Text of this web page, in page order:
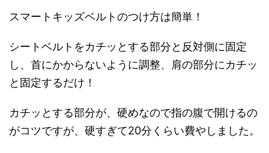
スマートキッズベルトのつけ方は簡単！
シートベルトをカチッとする部分と反対側に固定
し、首にかからないように調整、肩の部分にカチッ
と固定するだけ！
カチッとする部分が、硬めなので指の腹で開けるの
がコツですが、硬すぎて20分くらい費やしました。